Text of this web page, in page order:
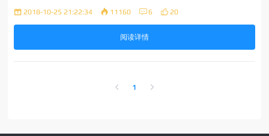
开chrome控制台，可以使用鼠标右键，点击检查菜单打开Elemen
2018-10-25 21:22:34 11160 6 20
阅读详情
1